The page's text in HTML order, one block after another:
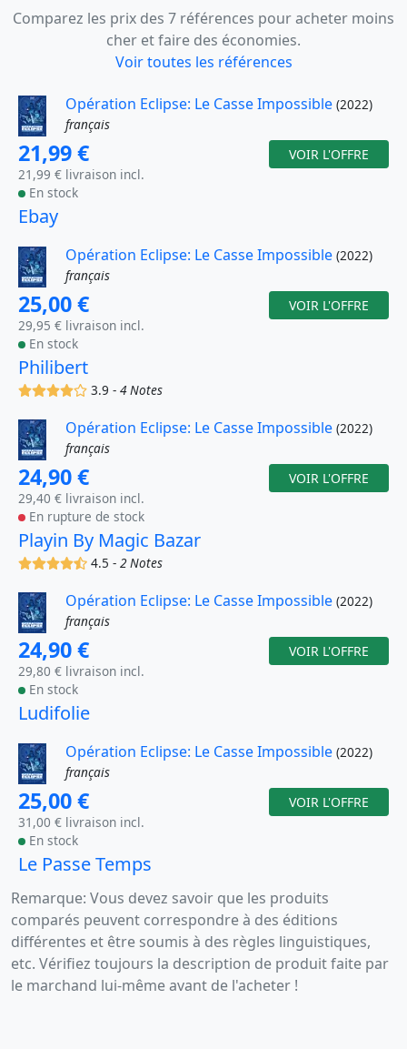
Comparez les prix des 7 références pour acheter moins
cher et faire des économies.
Voir toutes les références
Opération Eclipse: Le Casse Impossible (2022)
français
21,99 €
21,99 € livraison incl.
En stock
VOIR L'OFFRE
Ebay
Opération Eclipse: Le Casse Impossible (2022)
français
25,00 €
29,95 € livraison incl.
En stock
VOIR L'OFFRE
Philibert
(x)(x)(x)(x)()3.9 -4 Notes
Opération Eclipse: Le Casse Impossible (2022)
français
24,90 €
29,40 € livraison incl.
En rupture de stock
VOIR L'OFFRE
Playin By Magic Bazar
(x)(x)(x)(x)(,)
4.5 - 2 Notes
Opération Eclipse: Le Casse Impossible (2022)
français
24,90 €
29,80 € livraison incl.
En stock
VOIR L'OFFRE
Ludifolie
Opération Eclipse: Le Casse Impossible (2022)
français
25,00 €
31,00 € livraison incl.
En stock
VOIR L'OFFRE
Le Passe Temps
Remarque: Vous devez savoir que les produits
comparés peuvent correspondre à des éditions
différentes et être soumis à des règles linguistiques,
etc. Vérifiez toujours la description de produit faite par
le marchand lui-même avant de l'acheter !